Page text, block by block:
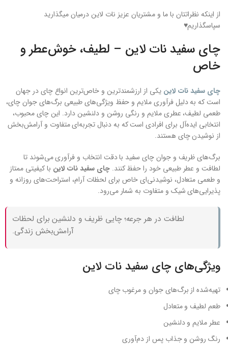
از اینکه نظراتتان با ما و مشتریان عزیز نات لاین درمیان میگذارید
سپاسگذاریم♥️
چای سفید نات لاین – لطیف، خوش‌عطر و
خاص
چای سفید نات لاین یکی از ارزشمندترین و خاص‌ترین انواع چای در جهان
است که به دلیل فرآوری ملایم و حفظ ویژگی‌های طبیعی برگ‌های جوان چای،
طعمی لطیف، عطری ملایم و رنگی روشن و دلنشین دارد. این چای محبوب،
انتخابی ایده‌آل برای افرادی است که به دنبال تجربه‌ای متفاوت و آرامش‌بخش
از نوشیدن چای هستند.
برگ‌های ظریف و جوان چای سفید با دقت انتخاب و فرآوری می‌شوند تا
لطافت و عطر طبیعی خود را حفظ کنند.چای سفید نات لاین با کیفیتی ممتاز
و طعمی متعادل، نوشیدنی‌ای خاص برای لحظات آرام، استراحت‌های روزانه و
پذیرایی‌های شیک و متفاوت به شمار می‌رود.
لطافت در هر جرعه؛ چایی ظریف و دلنشین برای لحظات
آرامش‌بخش زندگی.
ویژگی‌های چای سفید نات لاین
تهیه‌شده از برگ‌های جوان و مرغوب چای
طعم لطیف و متعادل
عطر ملایم و دلنشین
رنگ روشن و جذاب پس از دم‌آوری